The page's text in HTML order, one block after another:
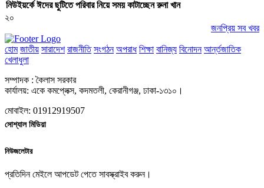
নিউইয়র্কে ঈদের ছুটিতে পরিবার নিয়ে সময় কাটাচ্ছেন রুনা খান
২০
জনপ্রিয় সব খবর
হোম জাতীয় সারাদেশ রাজনীতি সংগঠন অপরাধ শিক্ষা বানিজ্য বিনোদন আর্ন্তজাতিক
খেলাধুলা
সম্পাদক : কৈলাস সরকার
কার্যালয়: একে কমপ্লেক্স, কদমতলী, কেরানীগঞ্জ, ঢাকা-১৩১০।
মোবাইল: 01912919507
সোশ্যাল মিডিয়া
নিউজলেটার
প্রতিদিন মেইলে আপডেট পেতে সাবস্ক্রাইব করুন।